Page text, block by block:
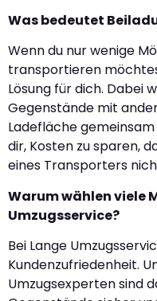
Was bedeutet
Wenn du nur wenige
transportieren
Lösung für dich. Dabei
Gegenstände mit
Ladefläche
dir, Kosten zu sparen,
eines Transporters
Warum wählen viele
Umzugsservice?
Bei Lange
Kundenzufriedenheit.
Umzugsexperten sind